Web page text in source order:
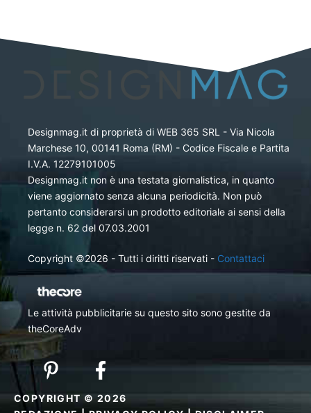
Designmag.it di proprietà di WEB 365 SRL - Via Nicola
Marchese 10, 00141 Roma (RM) - Codice Fiscale e Partita
I.V.A. 12279101005
Designmag.it non è una testata giornalistica, in quanto
viene aggiornato senza alcuna periodicità. Non può
pertanto considerarsi un prodotto editoriale ai sensi della
legge n. 62 del 07.03.2001
Copyright ©2026 - Tutti i diritti riservati - Contattaci
Le attività pubblicitarie su questo sito sono gestite da
theCoreAdv
COPYRIGHT © 2026